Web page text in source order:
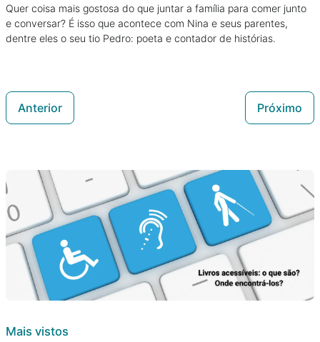
Quer coisa mais gostosa do que juntar a família para comer junto
e conversar? É isso que acontece com Nina e seus parentes,
dentre eles o seu tio Pedro: poeta e contador de histórias.
Anterior Próximo
Mais vistos